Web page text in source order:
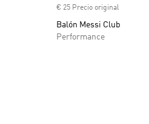
€ 25 Precio original
Balón Messi Club
Performance